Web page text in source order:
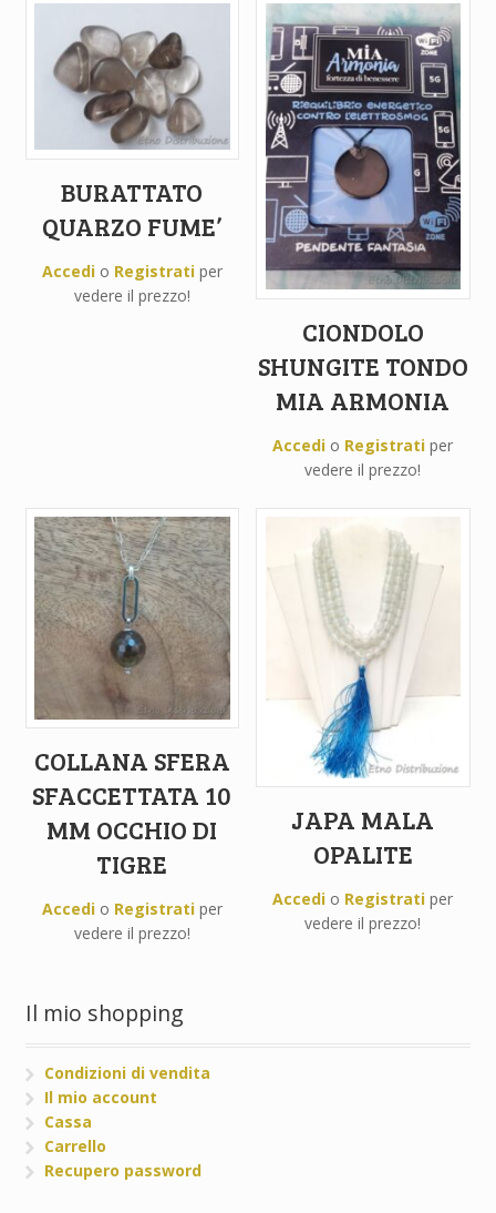
BURATTATO
QUARZO FUME’
Accedio Registratiper
vedere il prezzo!
CIONDOLO
SHUNGITE TONDO
MIA ARMONIA
Accedi o Registrati per
vedere il prezzo!
COLLANA SFERA
SFACCETTATA 10
MM OCCHIO DI
TIGRE
Accedio Registratiper
vedere il prezzo!
JAPA MALA
OPALITE
Accedi o Registrati per
vedere il prezzo!
Il mio shopping
Condizioni di vendita
Il mio account
Cassa
Carrello
Recupero password